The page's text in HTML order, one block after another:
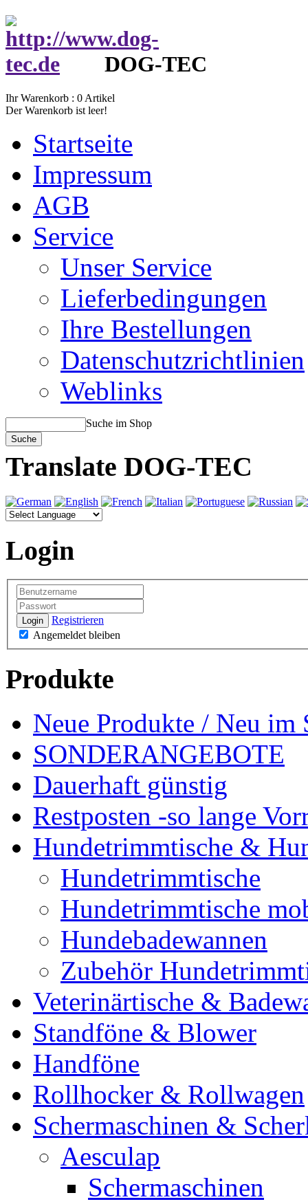
DOG-TEC
Ihr Warenkorb : 0 Artikel
Der Warenkorb ist leer!
Startseite
Impressum
AGB
Service
Unser Service
Lieferbedingungen
Ihre Bestellungen
Datenschutzrichtlinien
Weblinks
Suche im Shop
Translate DOG-TEC
Login
Login
Registrieren
Angemeldet bleiben
Produkte
Neue Produkte / Neu im
SONDERANGEBOTE
Dauerhaft günstig
Restposten -so lange
Hundetrimmtische &
Hundetrimmtische
Hundetrimmtische
Hundebadewannen
Zubehör
Veterinärtische &
Standföne & Blower
Handföne
Rollhocker & Rollwagen
Schermaschinen &
Aesculap
Schermaschinen